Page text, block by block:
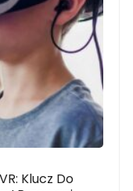
Klucz Do